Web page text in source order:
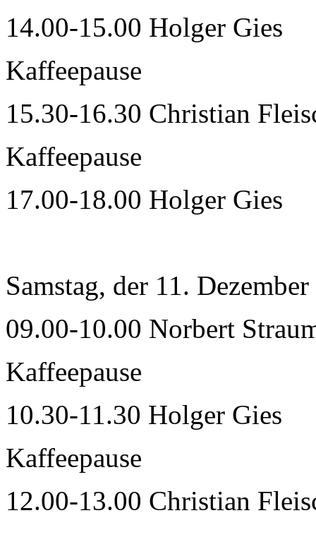
14.00-15.00 Holger Gies
Kaffeepause
15.30-16.30 Christian
Kaffeepause
17.00-18.00 Holger Gies
Samstag, der 11.
09.00-10.00 Norbert
Kaffeepause
10.30-11.30 Holger Gies
Kaffeepause
12.00-13.00 Christian